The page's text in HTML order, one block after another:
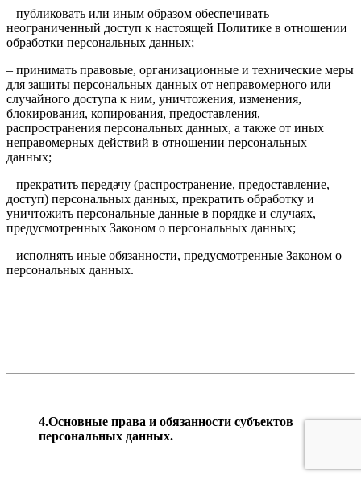
– публиковать или иным образом обеспечивать
неограниченный доступ к настоящей Политике в отношении
обработки персональных данных;
– принимать правовые, организационные и технические меры
для защиты персональных данных от неправомерного или
случайного доступа к ним, уничтожения, изменения,
блокирования, копирования, предоставления,
распространения персональных данных, а также от иных
неправомерных действий в отношении персональных
данных;
– прекратить передачу (распространение, предоставление,
доступ) персональных данных, прекратить обработку и
уничтожить персональные данные в порядке и случаях,
предусмотренных Законом о персональных данных;
– исполнять иные обязанности, предусмотренные Законом о
персональных данных.
4.Основные права и обязанности субъектов
персональных данных.